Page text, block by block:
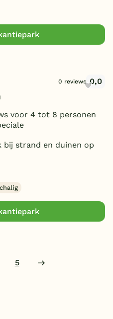
0 reviews 0,0
voor 4 tot 8 personen
bij strand en duinen op
5